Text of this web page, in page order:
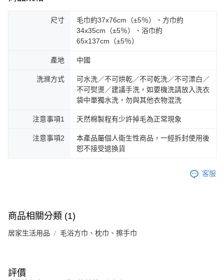
尺寸
毛巾約37x76cm（±5％）、方巾約
34x35cm（±5％）、浴巾約
65x137cm（±5％）
產地 中國
洗滌方式
可水洗／不可烘乾／不可乾洗／不可漂白／
不可熨燙／建議手洗，如要機洗請放入洗衣
袋中單獨水洗，勿與其他衣物混洗
注意事項1 天然棉製程有少許掉毛為正常現象
注意事項2
本產品屬個人衛生性商品，一經拆封使用後
恕不接受退換貨
客服
商品相關分類 (1)
居家生活用品 毛浴方巾、枕巾、擦手巾
評價